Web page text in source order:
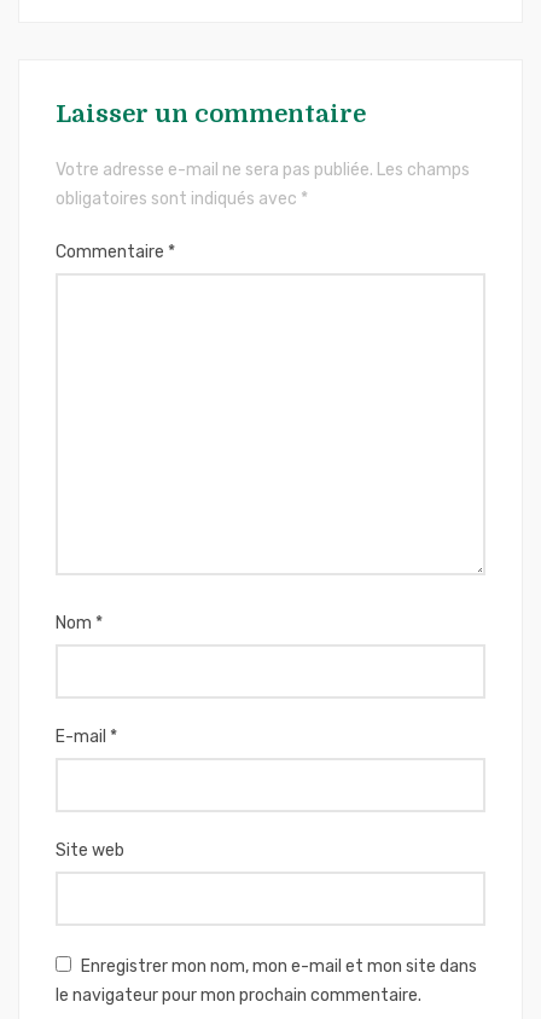
Laisser un commentaire
Votre adresse e-mail ne sera pas publiée. Les champs
obligatoires sont indiqués avec *
Commentaire *
Nom *
E-mail *
Site web
Enregistrer mon nom, mon e-mail et mon site dans
le navigateur pour mon prochain commentaire.